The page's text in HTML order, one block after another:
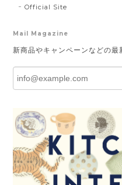
Official Site
Mail Magazine
新商品やキャンペーンなどの最